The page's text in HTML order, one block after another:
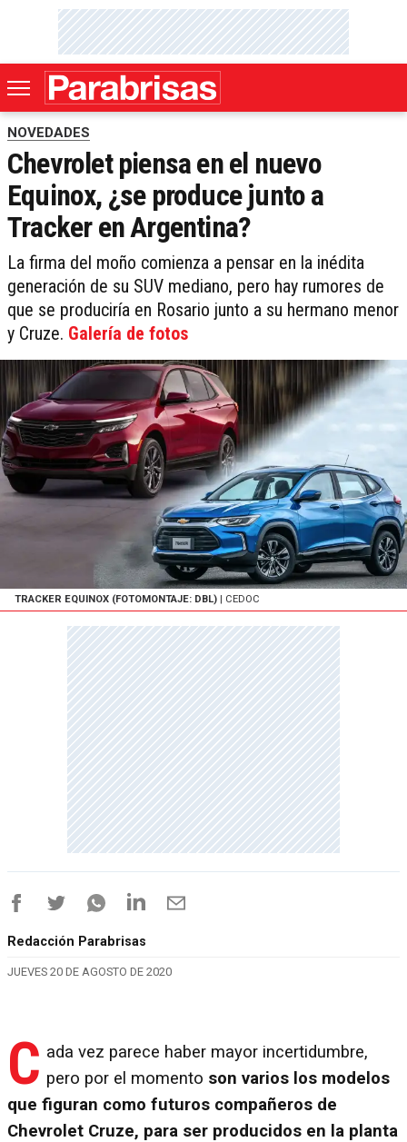
NOVEDADES
Chevrolet piensa en el nuevo
Equinox, ¿se produce junto a
Tracker en Argentina?
La firma del moño comienza a pensar en la inédita
generación de su SUV mediano, pero hay rumores de
que se produciría en Rosario junto a su hermano menor
y Cruze. Galería de fotos
TRACKER EQUINOX (FOTOMONTAJE: DBL) | CEDOC
Redacción Parabrisas
JUEVES 20 DE AGOSTO DE 2020
C ada vez parece haber mayor incertidumbre,
pero por el momento son varios los modelos
que figuran como futuros compañeros de
Chevrolet Cruze, para ser producidos en la planta